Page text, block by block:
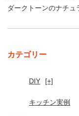
ダークトーンのナチ
カテゴリー
DIY [+]
キッチン実例